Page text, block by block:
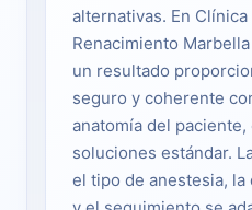
alternativas. En Clínica
Renacimiento
un resultado
seguro y coherente
anatomía del paciente,
soluciones estándar.
el tipo de anestesia, la